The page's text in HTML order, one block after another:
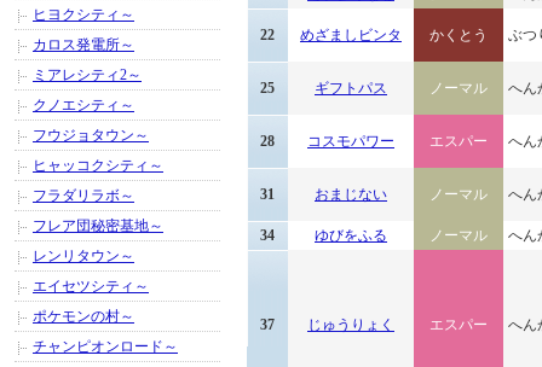
22 めざましビンタ かくとう ぶつ
25 ギフトパス ノーマル へん
28 コスモパワー エスパー へん
31 おまじない ノーマル へん
34 ゆびをふる ノーマル へん
37 じゅうりょく エスパー へん
ヒヨクシティ～
カロス発電所～
ミアレシティ2～
クノエシティ～
フウジョタウン～
ヒャッコクシティ～
フラダリラボ～
フレア団秘密基地～
レンリタウン～
エイセツシティ～
ポケモンの村～
チャンピオンロード～